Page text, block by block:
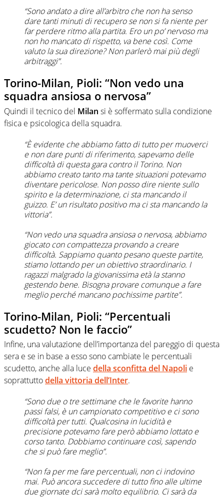
“Sono andato a dire all’arbitro che non ha senso
dare tanti minuti di recupero se non si fa niente per
far perdere ritmo alla partita. Ero un po’ nervoso ma
non ho mancato di rispetto, va bene così. Come
valuto la sua direzione? Non parlerò mai più degli
arbitraggi”.
Torino-Milan, Pioli: “Non vedo una
squadra ansiosa o nervosa”
Quindi il tecnico del Milan si è soffermato sulla condizione
fisica e psicologica della squadra.
“È evidente che abbiamo fatto di tutto per muoverci
e non dare punti di riferimento, sapevamo delle
difficoltà di questa gara contro il Torino. Non
abbiamo creato tanto ma tante situazioni potevamo
diventare pericolose. Non posso dire niente sullo
spirito e la determinazione, ci sta mancando il
guizzo. E’ un risultato positivo ma ci sta mancando la
vittoria”.
“Non vedo una squadra ansiosa o nervosa, abbiamo
giocato con compattezza provando a creare
difficoltà. Sappiamo quanto pesano queste partite,
stiamo lottando per un obiettivo straordinario. I
ragazzi malgrado la giovanissima età la stanno
gestendo bene. Bisogna provare comunque a fare
meglio perché mancano pochissime partite”.
Torino-Milan, Pioli: “Percentuali
scudetto? Non le faccio”
Infine, una valutazione dell’importanza del pareggio di questa
sera e se in base a esso sono cambiate le percentuali
scudetto, anche alla luce della sconfitta del Napoli e
soprattuttodella vittoria dell’Inter.
“Sono due o tre settimane che le favorite hanno
passi falsi, è un campionato competitivo e ci sono
difficoltà per tutti. Qualcosina in lucidità e
precisione potevamo fare però abbiamo lottato e
corso tanto. Dobbiamo continuare così, sapendo
che si può fare meglio”.
“Non fa per me fare percentuali, non ci indovino
mai. Può ancora succedere di tutto fino alle ultime
due giornate dci sarà molto equilibrio. Ci sarà da